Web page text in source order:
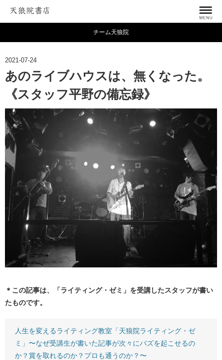
チーム天狼院
2021-07-24
あのライブハウスは、無くなった。
《スタッフ平野の備忘録》
＊この記事は、「ライティング・ゼミ」を受講したスタッフが書い
たものです。
人生を変えるライティング教室「天狼院ライティング・ゼ
ミ」〜なぜ受講生が書いた記事が次々にバズを起こせるの
か？賞を取れるのか？プロも通うのか？〜